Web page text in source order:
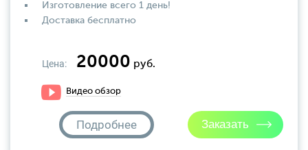
Изготовление всего 1 день!
Доставка бесплатно
Цена: 20000 руб.
Видео обзор
Подробнее